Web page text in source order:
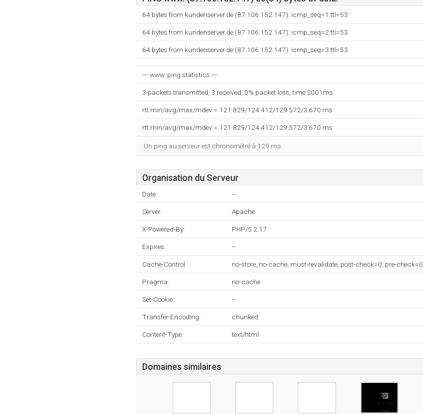
64 bytes from kundenserver.de (87.106.152.147): icmp_seq=1 ttl=53
64 bytes from kundenserver.de (87.106.152.147): icmp_seq=2 ttl=53
64 bytes from kundenserver.de (87.106.152.147): icmp_seq=3 ttl=53
--- www. ping statistics ---
3 packets transmitted, 3 received, 0% packet loss, time 2001ms
rtt min/avg/max/mdev = 121.829/124.412/129.572/3.670 ms
rtt min/avg/max/mdev = 121.829/124.412/129.572/3.670 ms
Un ping au serveur est chronométré à 129 ms.
Organisation du Serveur
Date: --
Server: Apache
X-Powered-By: PHP/5.2.17
Expires: --
Cache-Control: no-store, no-cache, must-revalidate, post-check=0, pre-check=0
Pragma: no-cache
Set-Cookie: --
Transfer-Encoding: chunked
Content-Type: text/html
Domaines similaires